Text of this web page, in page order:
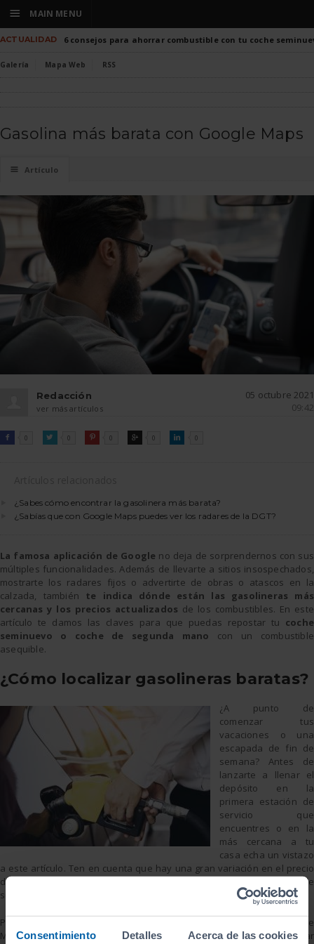
Consentimiento Detalles Acerca de las cookies
ACTUALIDAD 6 consejos para ahorrar combustible con tu coche
Galería Mapa Web RSS
Gasolina más barata con Google Maps
☰ Artículo
Redacción
ver más artículos
05 octubre 2021
09:42

FACEBOOK
0 
TWITTER0 
PINTEREST
0 
GOOGLE0 
LINKEDIN
0
¿Sabes cómo encontrar la gasolinera más barata?
¿Sabías que con Google Maps puedes ver los radares de la DGT?
La famosa aplicación de Google no deja de sorprendernos con sus
múltiples funcionalidades. Además de llevarte a sitios insospechados,
mostrarte los radares fijos o advertirte de obras o atascos en la
calzada, también te indica dónde están las gasolineras más
cercanas y los precios actualizados de los combustibles. En este
artículo te damos las claves para que puedas repostar tu coche
seminuevo o coche de segunda mano con un combustible
asequible.
¿Cómo localizar gasolineras baratas?
¿A punto de
comenzar tus
vacaciones o una
escapada de fin de
semana? Antes de
lanzarte a llenar el
depósito en la
primera estación de
servicio que
encuentres o en la
más cercana a tu
casa echa un vistazo
a este artículo. Ten en cuenta que hay una gran variación en el precio
del combustible entre gasolineras y repostar en una barata puede
suponer un ahorro significativo para tu bolsillo.
Para poder disponer de esta funcionalidad en la aplicación de Google
Maps tan solo necesitas marcar tu ruta o señalar tu ubicación, y pulsar
☰ MAIN MENU